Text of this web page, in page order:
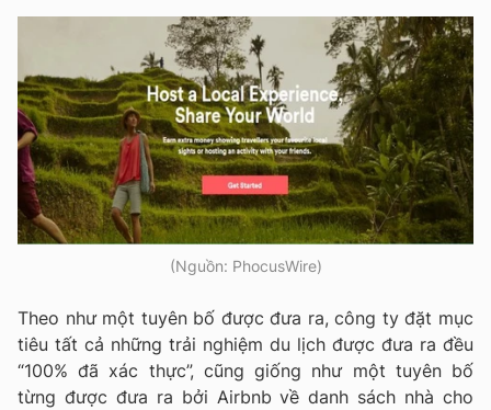
(Nguồn: PhocusWire)
Theo như một tuyên bố được đưa ra, công ty đặt mục
tiêu tất cả những trải nghiệm du lịch được đưa ra đều
“100% đã xác thực”, cũng giống như một tuyên bố
từng được đưa ra bởi Airbnb về danh sách nhà cho